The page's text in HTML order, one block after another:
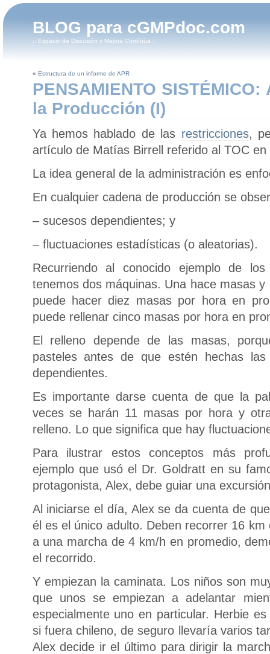
BLOG para cGMPdoc.com
:: Espacio de Discusión y Mejora Contínua ::
« Estructura de un informe de APR
PENSAMIENTO
la Producción (I)
Ya hemos hablado de las restricciones,
artículo de Matías Birrell referido al TOC en
La idea general de la administración es
En cualquier cadena de producción se
– sucesos dependientes; y
– fluctuaciones estadísticas (o aleatorias).
Recurriendo al conocido ejemplo de
tenemos dos máquinas. Una hace masas
puede hacer diez masas por hora en
puede rellenar cinco masas por hora en
El relleno depende de las masas,
pasteles antes de que estén hechas
dependientes.
Es importante darse cuenta de que la
veces se harán 11 masas por hora y
relleno. Lo que significa que hay
Para ilustrar estos conceptos más
ejemplo que usó el Dr. Goldratt en su
protagonista, Alex, debe guiar una
Al iniciarse el día, Alex se da cuenta de
él es el único adulto. Deben recorrer 16
a una marcha de 4 km/h en promedio,
el recorrido.
Y empiezan la caminata. Los niños son
que unos se empiezan a adelantar
especialmente uno en particular. Herbie
si fuera chileno, de seguro llevaría varios
Alex decide ir el último para dirigir la